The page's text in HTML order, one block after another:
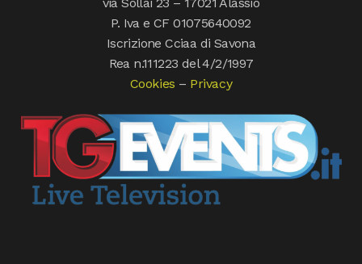
via Sollai 23 – 17021 Alassio
P. Iva e CF 01075640092
Iscrizione Cciaa di Savona
Rea n.111223 del 4/2/1997
Cookies – Privacy